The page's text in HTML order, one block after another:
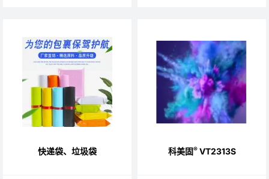
快递袋、垃圾袋 科美固®VT2313S